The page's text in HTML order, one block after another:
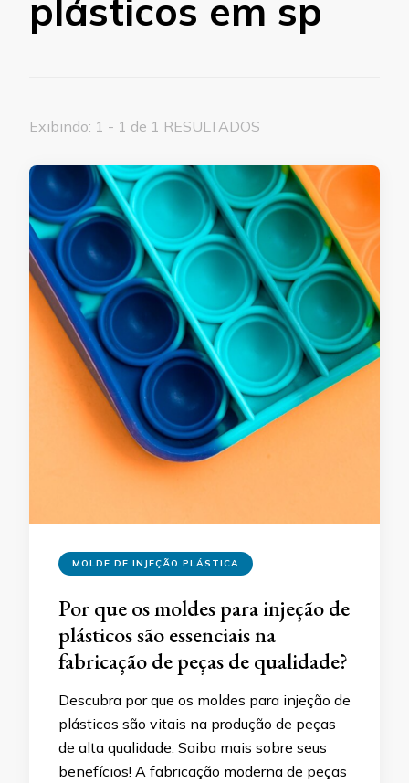
plásticos em sp
Exibindo: 1 - 1 de 1 RESULTADOS
MOLDE DE INJEÇÃO PLÁSTICA
Por que os moldes para injeção de
plásticos são essenciais na
fabricação de peças de qualidade?
Descubra por que os moldes para injeção de
plásticos são vitais na produção de peças
de alta qualidade. Saiba mais sobre seus
benefícios! A fabricação moderna de peças